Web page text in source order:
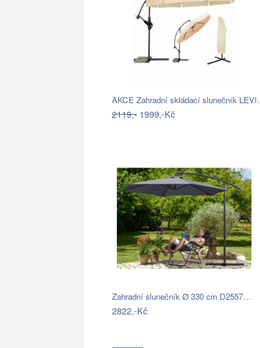
AKCE Zahradní skládací slunečník
2119,- 1999,-Kč
Zahradní slunečník Ø 330 cm D2557…
2822,-Kč